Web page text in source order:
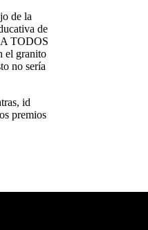
de la
de
TODOS
el granito
no sería
id
premios